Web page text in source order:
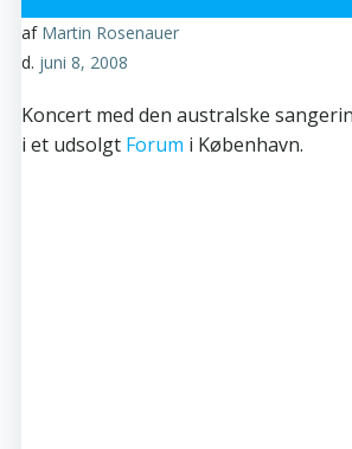
af Martin Rosenauer
d. juni 8, 2008
Koncert med den australske
i et udsolgt Forum i København.